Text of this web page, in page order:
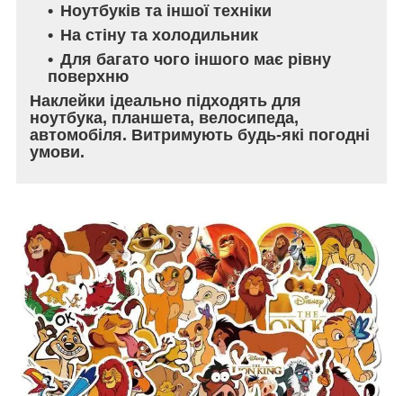
Ноутбуків та іншої техніки
На стіну та холодильник
Для багато чого іншого має рівну
поверхню
Наклейки ідеально підходять для
ноутбука, планшета, велосипеда,
автомобіля. Витримують будь-які погодні
умови.